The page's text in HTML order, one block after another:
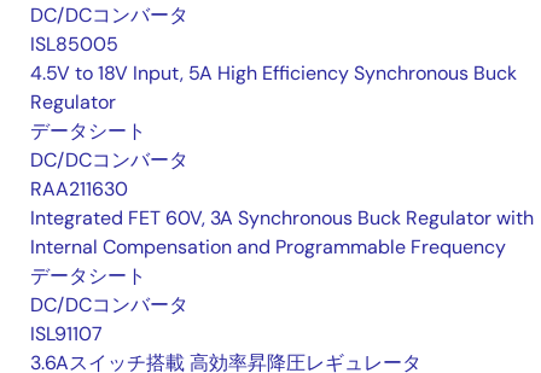
DC/DCコンバータ
ISL85005
4.5V to 18V Input, 5A High Efficiency Synchronous Buck
Regulator
データシート
DC/DCコンバータ
RAA211630
Integrated FET 60V, 3A Synchronous Buck Regulator with
Internal Compensation and Programmable Frequency
データシート
DC/DCコンバータ
ISL91107
3.6Aスイッチ搭載 高効率昇降圧レギュレータ